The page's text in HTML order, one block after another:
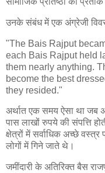
उनके संबंध में एक अंग्रेजी
"The Bais Rajput
each Bais Rajput held
them nearly anything.
become the best
they resided."
अर्थात एक समय ऐसा था
पास लाखों रुपये की संपत्ति
क्षेत्रों में सर्वाधिक अच्छे
लोगों में गिने जाते थे।
जमींदारी के अतिरिक्त बैस